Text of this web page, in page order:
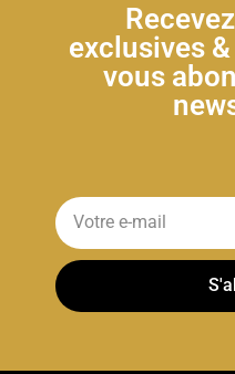
exclusives
vous